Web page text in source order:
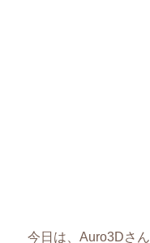
今日は、Auro3Dさ